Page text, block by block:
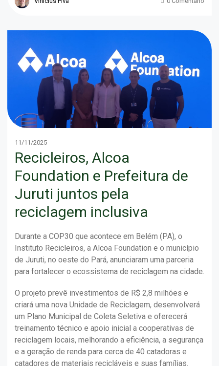
11/11/2025
Recicleiros, Alcoa
Foundation e Prefeitura de
Juruti juntos pela
reciclagem inclusiva
Durante a COP30 que acontece em Belém (PA), o
Instituto Recicleiros, a Alcoa Foundation e o município
de Juruti, no oeste do Pará, anunciaram uma parceria
para fortalecer o ecossistema de reciclagem na cidade.
O projeto prevê investimentos de R$ 2,8 milhões e
criará uma nova Unidade de Reciclagem, desenvolverá
um Plano Municipal de Coleta Seletiva e oferecerá
treinamento técnico e apoio inicial a cooperativas de
reciclagem locais, melhorando a eficiência, a segurança
e a geração de renda para cerca de 40 catadoras e
catadores de materiais recicláveis e suas famílias.